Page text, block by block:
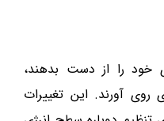
خود را از دست بدهند،
روی آورند. این تغییرات